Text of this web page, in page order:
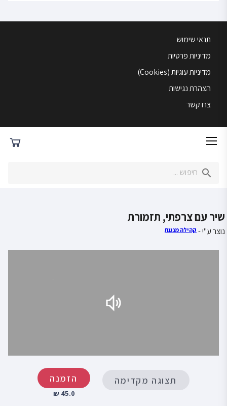
תנאי שימוש
מדיניות פרטיות
מדיניות עוגיות (Cookies)
הצהרת נגישות
צרו קשר
שיר עם צרפתי, תזמורת
נוצר ע"י - קהילה מנגנת
תצוגה מקדימה הזמנה
45.0 ₪